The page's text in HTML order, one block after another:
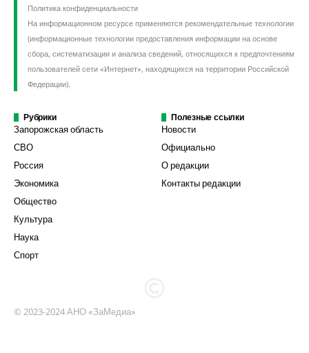
Политика конфиденциальности
На информационном ресурсе применяются рекомендательные технологии
(информационные технологии предоставления информации на основе
сбора, систематизации и анализа сведений, относящихся к предпочтениям
пользователей сети «Интернет», находящихся на территории Российской
Федерации).
Рубрики
Запорожская область
СВО
Россия
Экономика
Общество
Культура
Наука
Спорт
Полезные ссылки
Новости
Официально
О редакции
Контакты редакции
© 2023-2024 АНО «ЗаМедиа»